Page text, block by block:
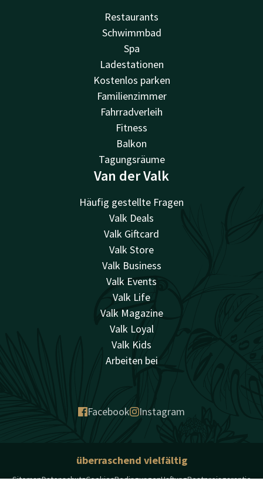
Restaurants
Schwimmbad
Spa
Ladestationen
Kostenlos parken
Familienzimmer
Fahrradverleih
Fitness
Balkon
Tagungsräume
Van der Valk
Häufig gestellte Fragen
Valk Deals
Valk Giftcard
Valk Store
Valk Business
Valk Events
Valk Life
Valk Magazine
Valk Loyal
Valk Kids
Arbeiten bei
Facebook Instagram
überraschend vielfältig
SitemapDatenschutzCookiesBedingungenHaftungBestpreisgarantie